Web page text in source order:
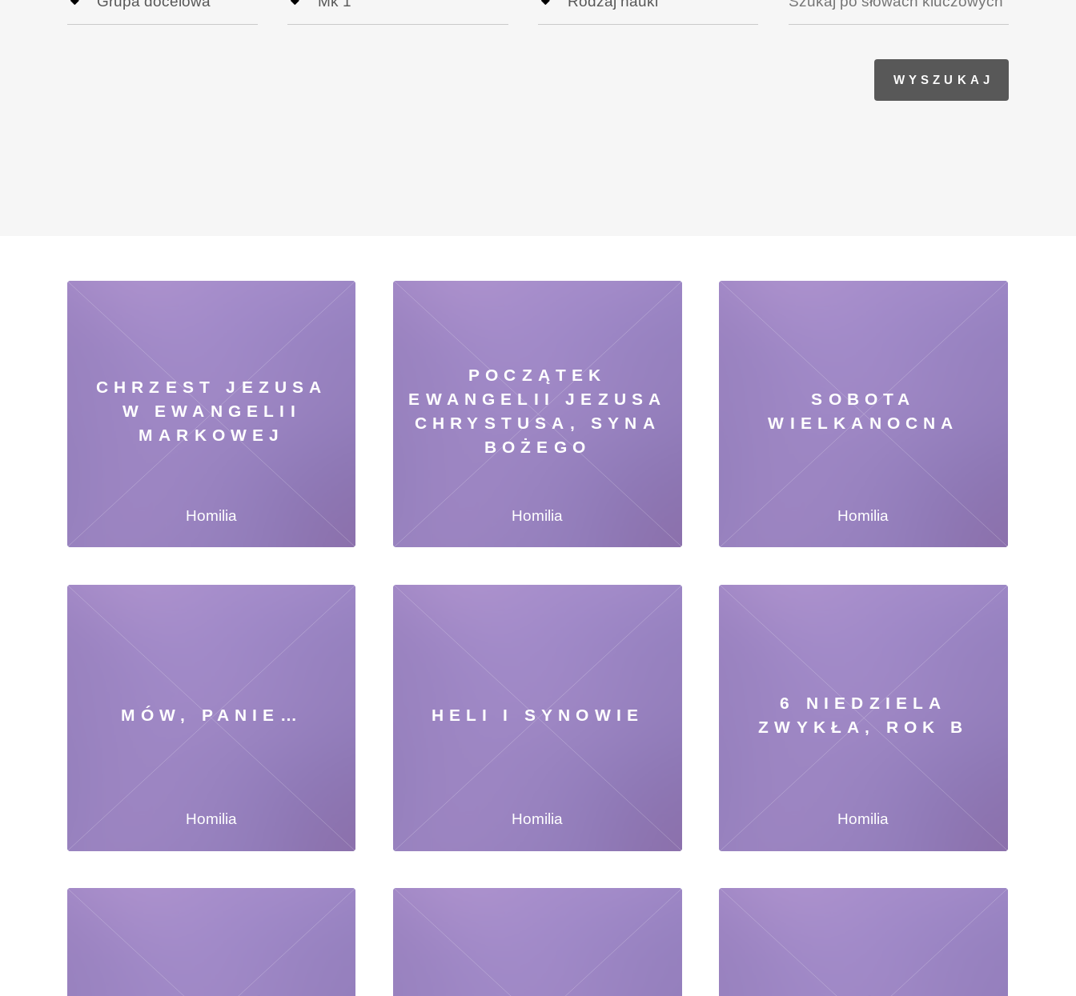
CHRZEST JEZUSA
W EWANGELII
MARKOWEJ
Homilia
POCZĄTEK
EWANGELII JEZUSA
CHRYSTUSA, SYNA
BOŻEGO
Homilia
SOBOTA
WIELKANOCNA
Homilia
MÓW, PANIE…
Homilia
HELI I SYNOWIE
Homilia
6 NIEDZIELA
ZWYKŁA, ROK B
Homilia